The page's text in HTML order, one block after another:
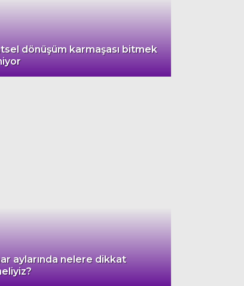
dönüşüm karmaşası bitmek
aylarında nelere dikkat